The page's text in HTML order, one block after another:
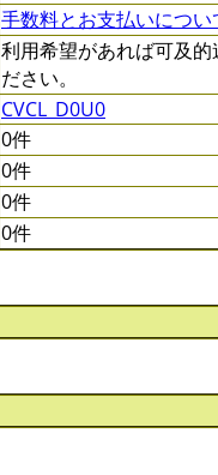
手数料とお支払いにつ
利用希望があれば可及
ださい。
CVCL_D0U0
0件
0件
0件
0件